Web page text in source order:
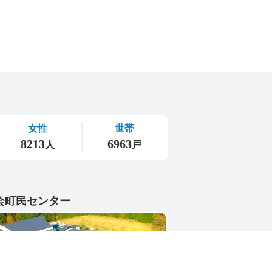
町民センター